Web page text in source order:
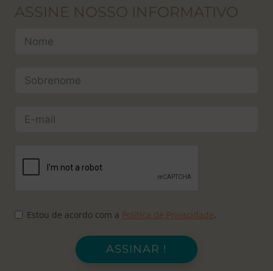
ASSINE NOSSO INFORMATIVO
Estou de acordo com a Política de Privacidade.
ASSINAR !